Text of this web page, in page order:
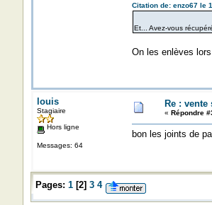
Citation de: enzo67 le
Et... Avez-vous
On les enlèves
louis
Stagiaire
Hors ligne
Messages: 64
Re : vente
« Répondre
bon les joints de
Pages: 1[2] 3 4